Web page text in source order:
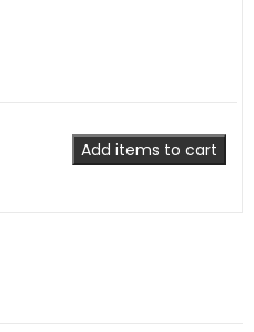
Add items to cart